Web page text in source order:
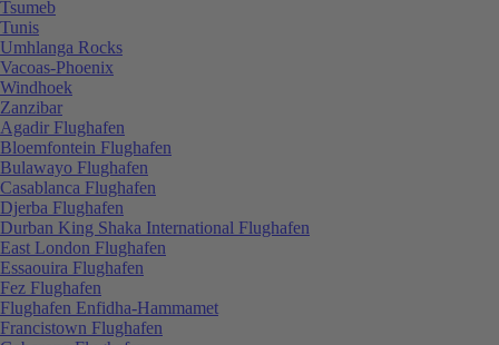
Tsumeb
Tunis
Umhlanga Rocks
Vacoas-Phoenix
Windhoek
Zanzibar
Agadir Flughafen
Bloemfontein Flughafen
Bulawayo Flughafen
Casablanca Flughafen
Djerba Flughafen
Durban King Shaka International Flughafen
East London Flughafen
Essaouira Flughafen
Fez Flughafen
Flughafen Enfidha-Hammamet
Francistown Flughafen